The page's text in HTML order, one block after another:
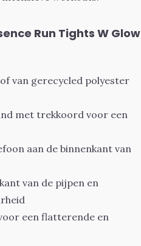
Run Tights W Glow
van gerecycled polyester
met trekkoord voor een
aan de binnenkant van
van de pijpen en
een flatterende en